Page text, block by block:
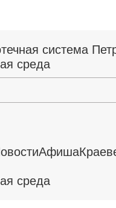
система
среда
Афиша
среда